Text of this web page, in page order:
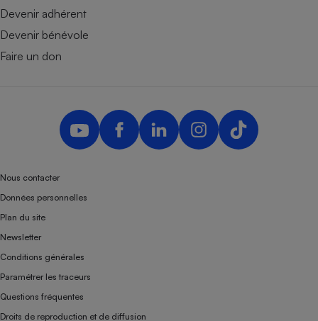
Devenir adhérent
Devenir bénévole
Faire un don
Nous contacter
Données personnelles
Plan du site
Newsletter
Conditions générales
Paramétrer les traceurs
Questions fréquentes
Droits de reproduction et de diffusion